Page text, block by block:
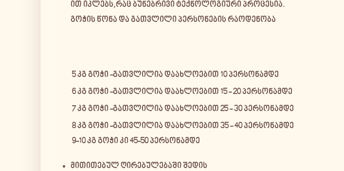
ით იკლებს,რაც ბუნებრივი ტექნოლოგიური პროცესია.
გოჭის წონა და გათვლილი პერსონების რაოდენობა
5 კგ გოჭი -გათვლილია დაახლოებით 10 პერსონამდე
6 კგ გოჭი -გათვლილია დაახლოებით 15 - 20 პერსონამდე
7 კგ გოჭი -გათვლილია დაახლოებით 25 - 30 პერსონამდე
8 კგ გოჭი -გათვლილია დაახლოებით 35 - 40 პერსონამდე
9-10 კგ გოჭი კი 45-50 პერსონამდე
მითითებულ ღირებულებაში შედის